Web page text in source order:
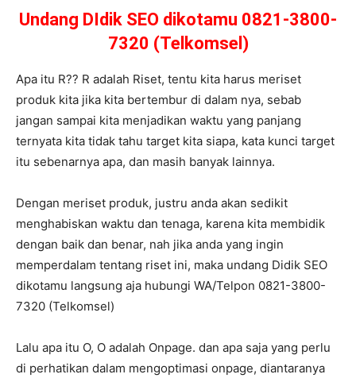
Undang DIdik SEO dikotamu 0821-3800-
7320 (Telkomsel)
Apa itu R?? R adalah Riset, tentu kita harus meriset
produk kita jika kita bertembur di dalam nya, sebab
jangan sampai kita menjadikan waktu yang panjang
ternyata kita tidak tahu target kita siapa, kata kunci target
itu sebenarnya apa, dan masih banyak lainnya.
Dengan meriset produk, justru anda akan sedikit
menghabiskan waktu dan tenaga, karena kita membidik
dengan baik dan benar, nah jika anda yang ingin
memperdalam tentang riset ini, maka undang Didik SEO
dikotamu langsung aja hubungi WA/Telpon 0821-3800-
7320 (Telkomsel)
Lalu apa itu O, O adalah Onpage. dan apa saja yang perlu
di perhatikan dalam mengoptimasi onpage, diantaranya